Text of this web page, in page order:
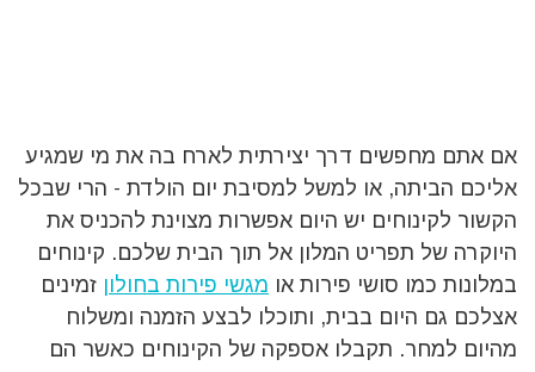
אם אתם מחפשים דרך יצירתית לארח בה את מי שמגיע
אליכם הביתה, או למשל למסיבת יום הולדת - הרי שבכל
הקשור לקינוחים יש היום אפשרות מצוינת להכניס את
היוקרה של תפריט המלון אל תוך הבית שלכם. קינוחים
במלונות כמו סושי פירות או מגשי פירות בחולון זמינים
אצלכם גם היום בבית, ותוכלו לבצע הזמנה ומשלוח
מהיום למחר. תקבלו אספקה של הקינוחים כאשר הם